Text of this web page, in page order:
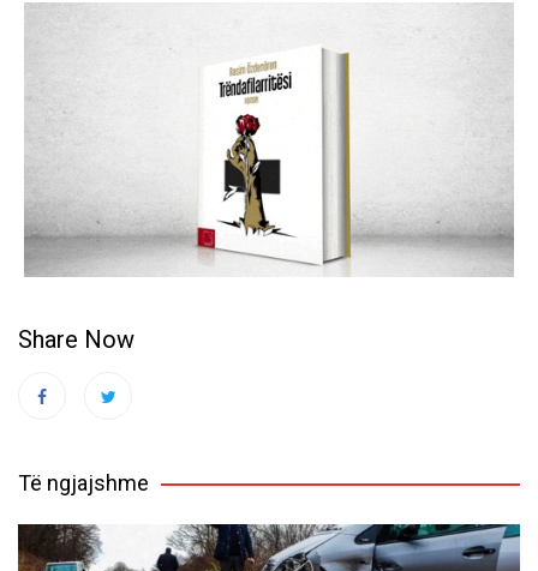
Share Now
Të ngjajshme